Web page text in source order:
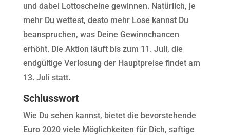
und dabei Lottoscheine gewinnen. Natürlich, je
mehr Du wettest, desto mehr Lose kannst Du
beanspruchen, was Deine Gewinnchancen
erhöht. Die Aktion läuft bis zum 11. Juli, die
endgültige Verlosung der Hauptpreise findet am
13. Juli statt.
Schlusswort
Wie Du sehen kannst, bietet die bevorstehende
Euro 2020 viele Möglichkeiten für Dich, saftige